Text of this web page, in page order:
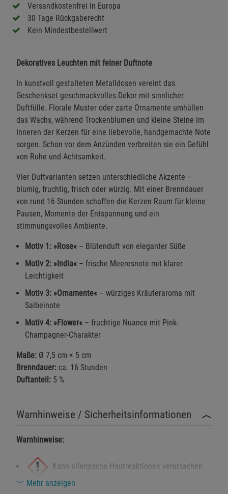
Versandkostenfrei in Europa
30 Tage Rückgaberecht
Kein Mindestbestellwert
Dekoratives Leuchten mit feiner Duftnote
In kunstvoll gestalteten Metalldosen vereint das
Geschenkset geschmackvolles Dekor mit sinnlicher
Duftfülle. Florale Muster oder zarte Ornamente umhüllen
das Wachs, während Trockenblumen und kleine Steine im
Inneren der Kerzen für eine liebevolle, handgemachte Note
sorgen. Schon vor dem Anzünden verbreiten sie ein Gefühl
von Ruhe und Achtsamkeit.
Vier Duftvarianten setzen unterschiedliche Akzente –
blumig, fruchtig, frisch oder würzig. Mit einer Brenndauer
von rund 16 Stunden schaffen die Kerzen Raum für kleine
Pausen, Momente der Entspannung und ein
stimmungsvolles Ambiente.
Motiv 1: »Rose« – Blütenduft von eleganter Süße
Motiv 2: »India« – frische Meeresnote mit klarer
Leichtigkeit
Motiv 3: »Ornamente« – würziges Kräuteraroma mit
Salbeinote
Motiv 4: »Flower« – fruchtige Nuance mit Pink-
Champagner-Charakter
Maße: Ø 7,5 cm × 5 cm
Brenndauer: ca. 16 Stunden
Duftanteil: 5 %
Warnhinweise / Sicherheitsinformationen
Warnhinweise:
Kann allergische Hautreaktionen verursachen.
Enthält Duftstoffe.
Mehr anzeigen